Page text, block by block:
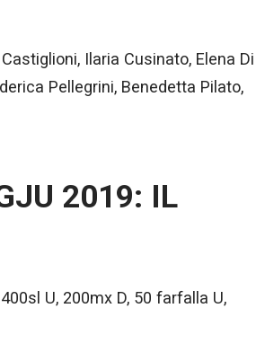
Ilaria Cusinato, Elena Di
Pellegrini, Benedetta Pilato,
2019: IL
U, 200mx D, 50 farfalla U,